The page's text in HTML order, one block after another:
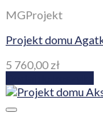
MGProjekt
Projekt domu
5 760,00 zł